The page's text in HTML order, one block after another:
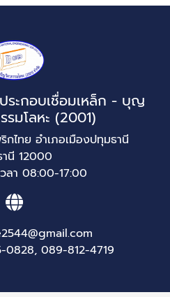
ระกอบเชื่อมเหล็ก - บุญ
มโลหะ (2001)
ไทย อำเภอเมืองปทุมธานี
นี 12000
ลา 08:00-17:00
0828, 089-812-4719